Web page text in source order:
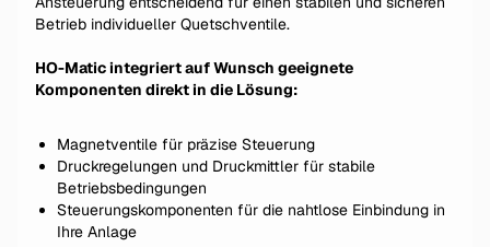
Betrieb individueller Quetschventile.
HO-Matic integriert auf Wunsch geeignete
Komponenten direkt in die Lösung:
Magnetventile für präzise Steuerung
Druckregelungen und Druckmittler für stabile
Betriebsbedingungen
Steuerungskomponenten für die nahtlose Einbindung in
Ihre Anlage